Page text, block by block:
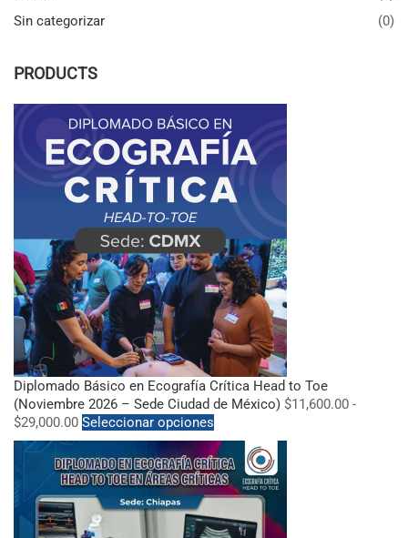
Sin categorizar
(0)
PRODUCTS
Diplomado Básico en Ecografía Crítica Head to Toe
(Noviembre 2026 – Sede Ciudad de México) $11,600.00 -
$29,000.00 Seleccionar opciones